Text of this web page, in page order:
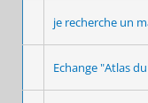
je recherche un
Echange "Atlas